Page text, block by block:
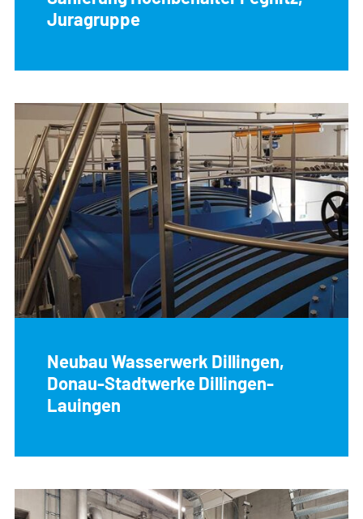
Juragruppe
Neubau Wasserwerk Dillingen,
Donau-Stadtwerke Dillingen-
Lauingen